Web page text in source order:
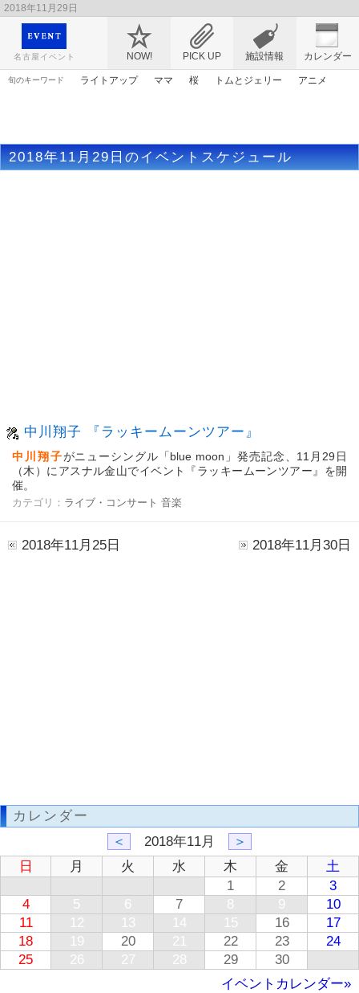
2018年11月29日
映画や音楽コンサート、レジャーやアート、テレビ、ショップ、出会い、転職まで名古
屋のイベント情報を幅広く掲載
名古屋イベント NOW! PICK UP カレンダー
施設情報
旬のキーワード ライトアップ ママ 桜 トムとジェリー
アニメ
2018年11月29日のイベントスケジュール
中川翔子 『ラッキームーンツアー』
中川翔子がニューシングル「blue moon」発売記念、11月29日
（木）にアスナル金山でイベント『ラッキームーンツアー』を開
催。
カテゴリ： ライブ・コンサート 音楽
2018年11月25日 2018年11月30日
カレンダー
＜
2018年11月
＞
日
月 火 水 木 金
土
1
2
3
4
5 6 7 8 9
10
11
12 13 14 15 16
17
18
19 20 21 22 23
24
25
26 27 28 29
30
イベントカレンダー»